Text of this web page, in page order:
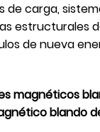
de carga,
estructurales
de nueva
magnéticos
blando